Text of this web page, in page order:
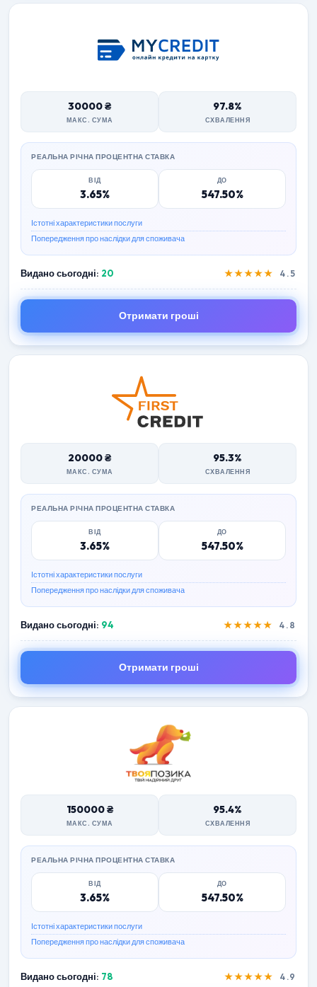
30000 ₴
МАКС. СУМА
97.8%
СХВАЛЕННЯ
РЕАЛЬНА РІЧНА ПРОЦЕНТНА СТАВКА
ВІД
3.65%
ДО
547.50%
Істотні характеристики послуги
Попередження про наслідки для споживача
Видано сьогодні: 20 ★★★★★ 4.5
Отримати гроші
20000 ₴
МАКС. СУМА
95.3%
СХВАЛЕННЯ
РЕАЛЬНА РІЧНА ПРОЦЕНТНА СТАВКА
ВІД
3.65%
ДО
547.50%
Істотні характеристики послуги
Попередження про наслідки для споживача
Видано сьогодні: 94 ★★★★★ 4.8
Отримати гроші
150000 ₴
МАКС. СУМА
95.4%
СХВАЛЕННЯ
РЕАЛЬНА РІЧНА ПРОЦЕНТНА СТАВКА
ВІД
3.65%
ДО
547.50%
Істотні характеристики послуги
Попередження про наслідки для споживача
Видано сьогодні: 78 ★★★★★ 4.9